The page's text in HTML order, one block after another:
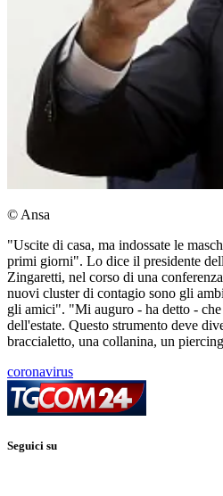
© Ansa
"Uscite di casa, ma indossate le
primi giorni". Lo dice il presidente
Zingaretti, nel corso di una
nuovi cluster di contagio sono gli
gli amici". "Mi auguro - ha detto -
dell'estate. Questo strumento deve
braccialetto, una collanina, un
coronavirus
Seguici su